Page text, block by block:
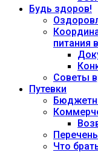
Будь здоров!
питания
Советы
Путевки
Что